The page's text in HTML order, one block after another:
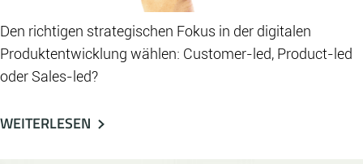
Den richtigen strategischen Fokus in der digitalen
Produktentwicklung wählen: Customer-led, Product-led
oder Sales-led?
WEITERLESEN